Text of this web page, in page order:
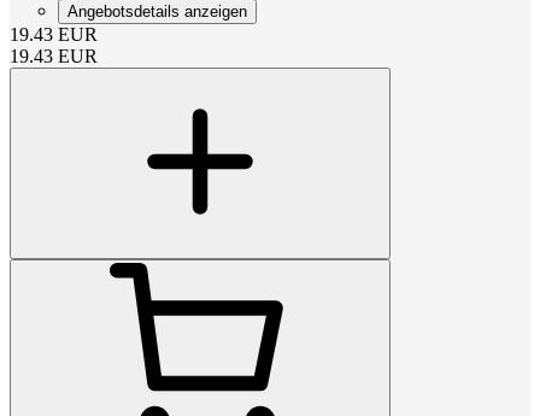
Angebotsdetails anzeigen
19.43 EUR
19.43 EUR